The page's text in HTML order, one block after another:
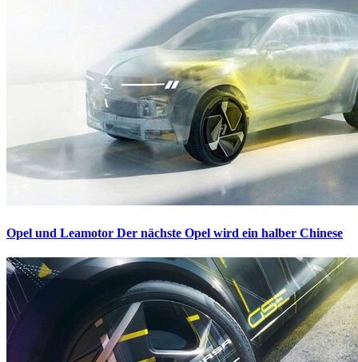
Opel und Leamotor Der nächste Opel wird ein halber Chinese